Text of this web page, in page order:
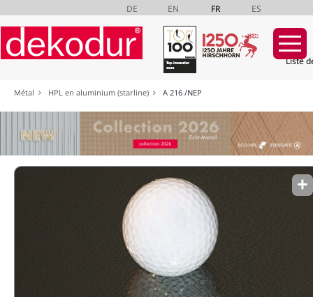
DE EN FR ES
Liste
contenu
Métal HPL en aluminium (starline) A 216 /NEP